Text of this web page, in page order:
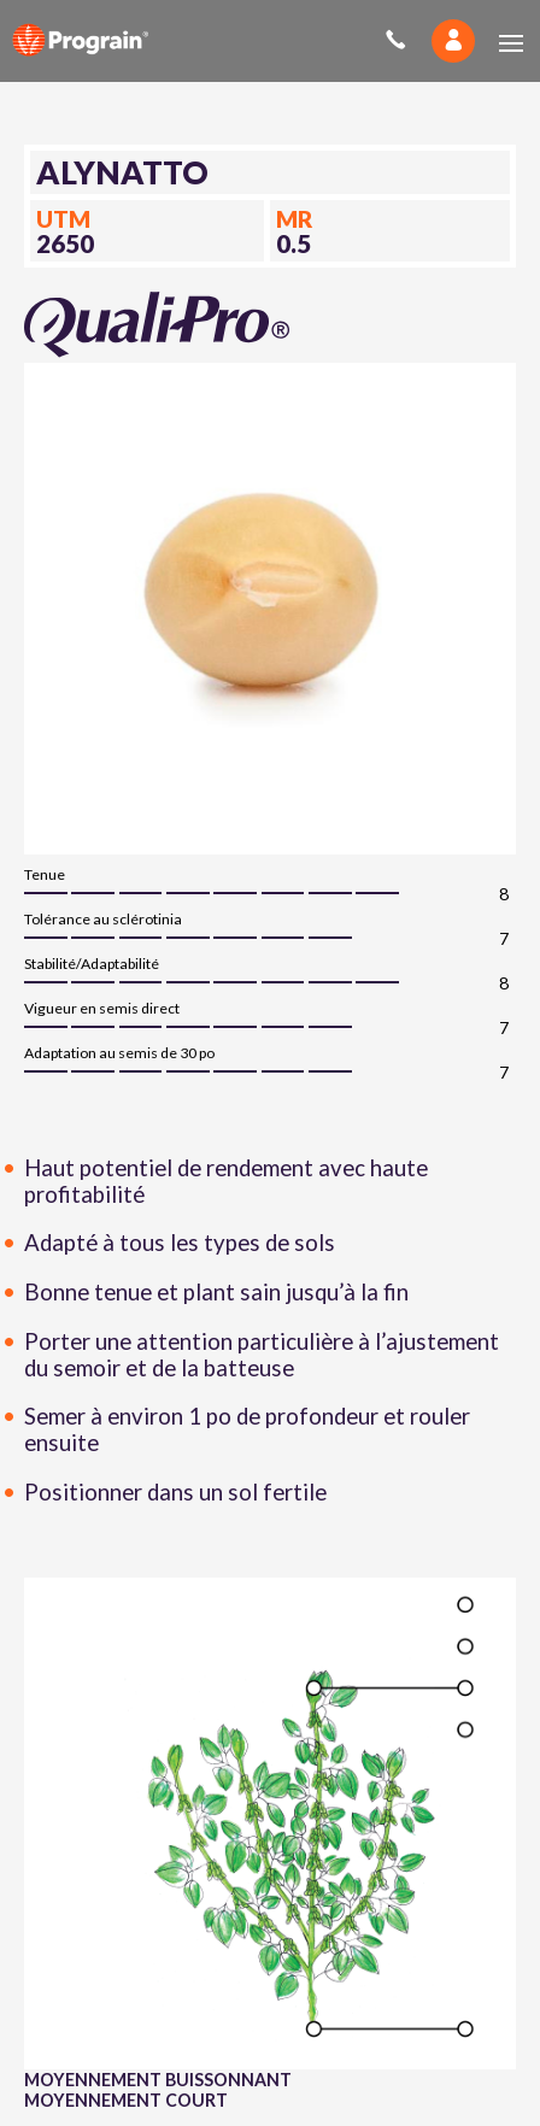
ALYNATTO
UTM
2650
MR
0.5
Tenue
8
Tolérance au sclérotinia
7
Stabilité/Adaptabilité
8
Vigueur en semis direct
7
Adaptation au semis de 30 po
7
Haut potentiel de rendement avec haute
profitabilité
Adapté à tous les types de sols
Bonne tenue et plant sain jusqu’à la fin
Porter une attention particulière à l’ajustement
du semoir et de la batteuse
Semer à environ 1 po de profondeur et rouler
ensuite
Positionner dans un sol fertile
MOYENNEMENT BUISSONNANT
MOYENNEMENT COURT